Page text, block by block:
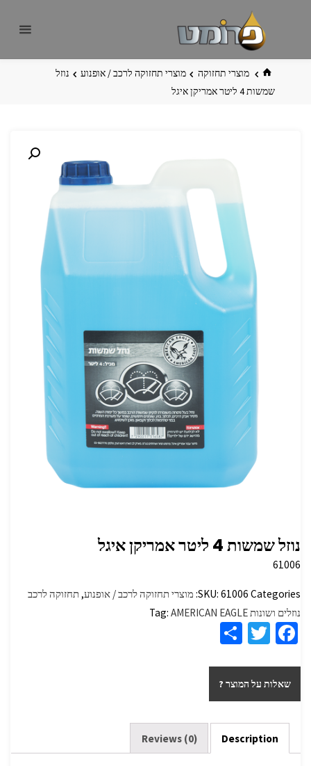
בית מוצרי תחזוקה מוצרי תחזוקה לרכב / אופנוע
נוזל
שמשות 4 ליטר אמריקן איגל
נוזל שמשות 4 ליטר אמריקן איגל
61006
SKU: 61006 Categories: מוצרי תחזוקה לרכב / אופנוע, תחזוקה לרכב
נוזלים ושונות
Tag: AMERICAN EAGLE
Fa
b
o
o
k
T
tt
er
ar
e
שאלות על המוצר ?
Description
Reviews (0)